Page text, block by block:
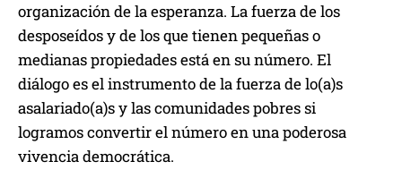
organización de la esperanza. La fuerza de los
desposeídos y de los que tienen pequeñas o
medianas propiedades está en su número. El
diálogo es el instrumento de la fuerza de lo(a)s
asalariado(a)s y las comunidades pobres si
logramos convertir el número en una poderosa
vivencia democrática.